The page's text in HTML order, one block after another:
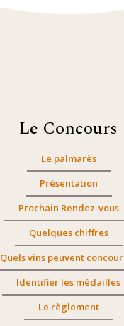
Le Concours
Le palmarès
Présentation
Prochain Rendez-vous
Quelques chiffres
Quels vins peuvent
Identifier les médailles
Le règlement